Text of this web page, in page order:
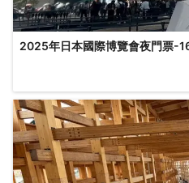
2025年日本國際博覽會夜門票-